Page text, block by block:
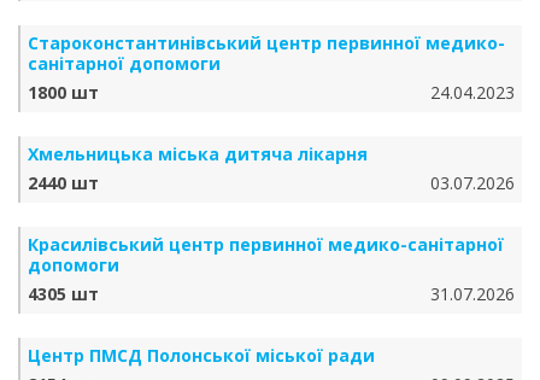
Староконстантинівський центр первинної медико-
санітарної допомоги
1800 шт
24.04.2023
Хмельницька міська дитяча лікарня
2440 шт
03.07.2026
Красилівський центр первинної медико-санітарної
допомоги
4305 шт
31.07.2026
Центр ПМСД Полонської міської ради